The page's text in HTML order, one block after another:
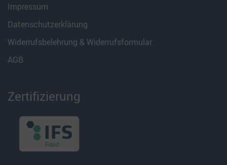
Impressum
Datenschutzerklärung
Widerrufsbelehrung & Widerrufsformular
AGB
Zertifizierung